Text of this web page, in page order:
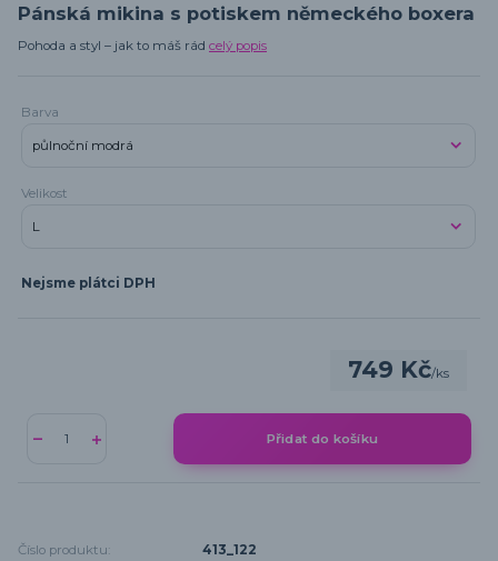
Pánská mikina s potiskem německého boxera
Pohoda a styl – jak to máš rád celý popis
Barva
Velikost
Nejsme plátci DPH
749 Kč/ks
Přidat do košíku
Číslo produktu:
413_122